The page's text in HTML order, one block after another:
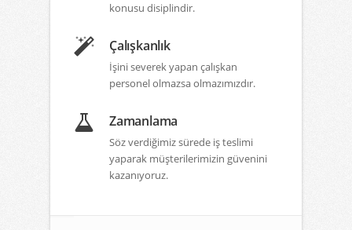
konusu disiplindir.
Çalışkanlık
İşini severek yapan çalışkan
personel olmazsa olmazımızdır.
Zamanlama
Söz verdiğimiz sürede iş teslimi
yaparak müşterilerimizin güvenini
kazanıyoruz.